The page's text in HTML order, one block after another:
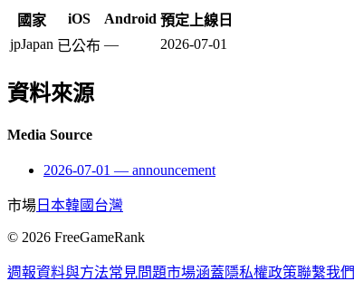
國家 iOS Android 預定上線日
jpJapan 已公布 — 2026-07-01
資料來源
Media Source
2026-07-01 — announcement
市場 日本韓國 台灣
© 2026 FreeGameRank
週報資料與方法常見問題市場涵蓋隱私權政策聯繫我們